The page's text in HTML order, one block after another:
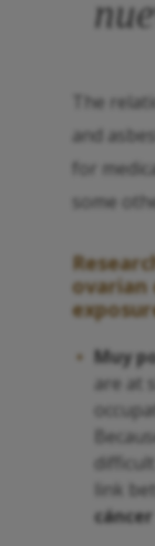
The
and
for
some
ovarian
Muy
are at
link
cáncer